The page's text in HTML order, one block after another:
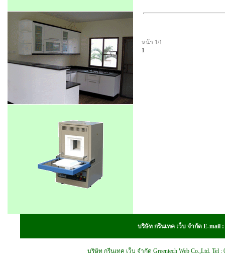
หน้า 1/1
1
บริษัท กรีนเทค เว็บ จำกัด E-mail :
บริษัท กรีนเทค เว็บ จำกัด Greentech Web Co.,Ltd. Tel :